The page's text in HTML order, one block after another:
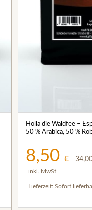
Holla die Waldfee –
50 % Arabica, 50 %
8,50€
inkl. MwSt.
Lieferzeit:Sofort